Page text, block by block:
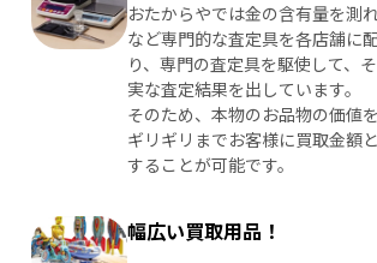
おたからやでは金の含有量を測
など専門的な査定具を各店舗に
り、専門の査定具を駆使して、
実な査定結果を出しています。
そのため、本物のお品物の価値
ギリギリまでお客様に買取金額
することが可能です。
幅広い買取用品！